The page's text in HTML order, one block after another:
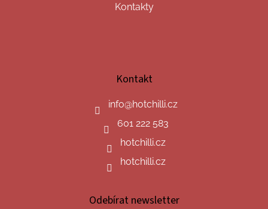
Kontakty
Kontakt
info@hotchilli.cz
601 222 583
hotchilli.cz
hotchilli.cz
Odebírat newsletter